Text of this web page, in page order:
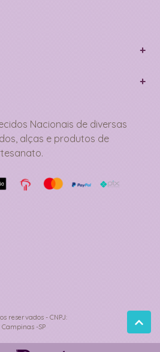
Nacionais de diversas
alças e produtos de
reservados - CNPJ:
Campinas -SP